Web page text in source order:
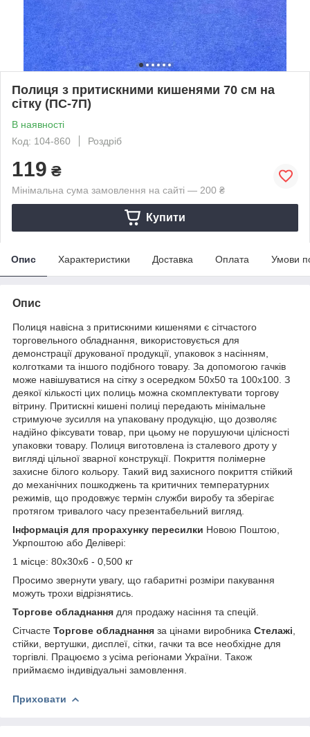
Полиця з притискними кишенями 70 см на
сітку (ПС-7П)
В наявності
Код: 104-860
Роздріб
119 ₴
Мінімальна сума замовлення на сайті — 200 ₴
Купити
Опис Характеристики Доставка Оплата Умови
Опис
Полиця навісна з притискними кишенями є сітчастого
торговельного обладнання, використовується для
демонстрації друкованої продукції, упаковок з насінням,
колготками та іншого подібного товару. За допомогою гачків
може навішуватися на сітку з осередком 50х50 та 100х100. З
деякої кількості цих полиць можна скомплектувати торгову
вітрину. Притискні кишені полиці передають мінімальне
стримуюче зусилля на упаковану продукцію, що дозволяє
надійно фіксувати товар, при цьому не порушуючи цілісності
упаковки товару. Полиця виготовлена із сталевого дроту у
вигляді цільної зварної конструкції. Покриття полімерне
захисне білого кольору. Такий вид захисного покриття стійкий
до механічних пошкоджень та критичних температурних
режимів, що продовжує термін служби виробу та зберігає
протягом тривалого часу презентабельний вигляд.
Інформація для прорахунку пересилки Новою Поштою,
Укрпоштою або Делівері:
1 місце: 80х30х6 - 0,500 кг
Просимо звернути увагу, що габаритні розміри пакування
можуть трохи відрізнятись.
Торгове обладнання для продажу насіння та спецій.
Сітчасте Торгове обладнання за цінами виробника Стелажі
стійки, вертушки, дисплеї, сітки, гачки та все необхідне для
торгівлі. Працюємо з усіма регіонами України. Також
приймаємо індивідуальні замовлення.
Приховати